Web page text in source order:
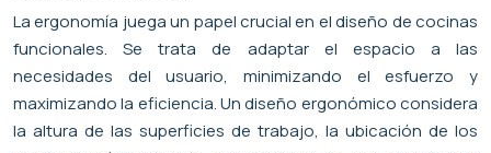
La ergonomía juega un papel crucial en el diseño de cocinas
funcionales. Se trata de adaptar el espacio a las
necesidades del usuario, minimizando el esfuerzo y
maximizando la eficiencia. Un diseño ergonómico considera
la altura de las superficies de trabajo, la ubicación de los